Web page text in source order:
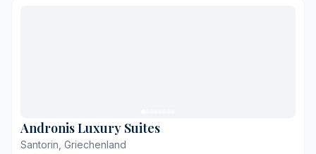
Andronis Luxury Suites
Santorin, Griechenland